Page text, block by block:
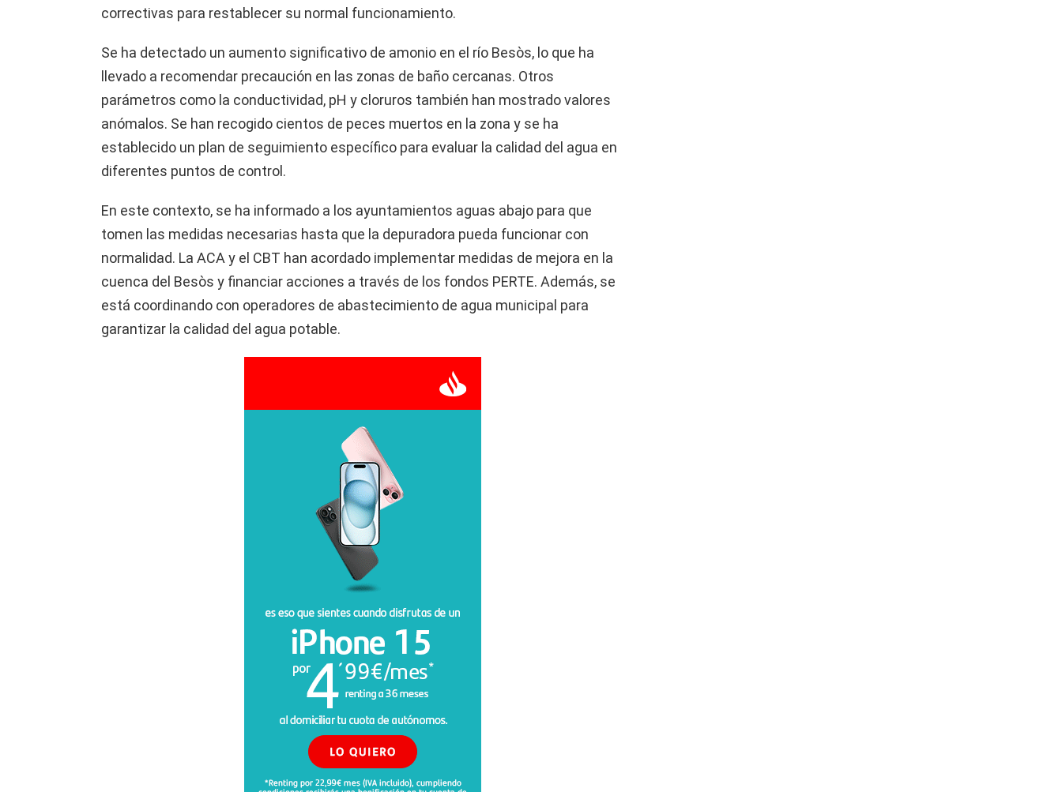
correctivas para restablecer su normal funcionamiento.
Se ha detectado un aumento significativo de amonio en el río Besòs, lo que ha
llevado a recomendar precaución en las zonas de baño cercanas. Otros
parámetros como la conductividad, pH y cloruros también han mostrado valores
anómalos. Se han recogido cientos de peces muertos en la zona y se ha
establecido un plan de seguimiento específico para evaluar la calidad del agua en
diferentes puntos de control.
En este contexto, se ha informado a los ayuntamientos aguas abajo para que
tomen las medidas necesarias hasta que la depuradora pueda funcionar con
normalidad. La ACA y el CBT han acordado implementar medidas de mejora en la
cuenca del Besòs y financiar acciones a través de los fondos PERTE. Además, se
está coordinando con operadores de abastecimiento de agua municipal para
garantizar la calidad del agua potable.